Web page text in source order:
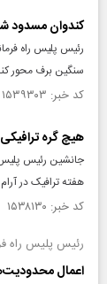
کندوان مسدود
رئیس پلیس راه
سنگین برف محور
کد خبر: ۱۵۳۹۳۰۳ تاریخ انتشار : ۱۴۰۴/۱۰/۳۰
هیچ گره
جانشین رئیس پلیس
هفته ترافیک در
کد خبر: ۱۵۳۸۱۳۰ تاریخ انتشار : ۱۴۰۴/۱۰/۲۰
رئیس پلیس راه
اعمال